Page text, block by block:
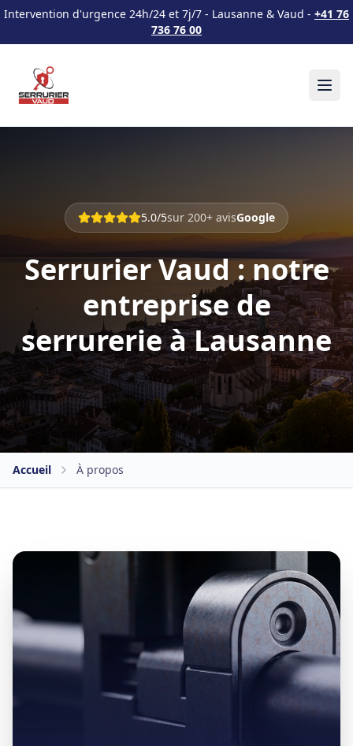
Intervention d'urgence 24h/24 et 7j/7 - Lausanne & Vaud - +41 76
736 76 00
5.0/5sur 200+ avisGoogle
Serrurier Vaud : notre
entreprise de
serrurerie à Lausanne
Accueil À propos